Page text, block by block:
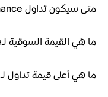
متى سيكون تداول zkSwap Finance متاحاً على منصة رين؟
ما هي القيمة السوقية لـzkSwap Finance؟
ما هي أعلى قيمة تداول لـzkSwap Finance على الإطلاق؟